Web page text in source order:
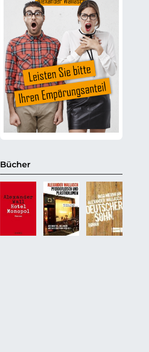
Bücher